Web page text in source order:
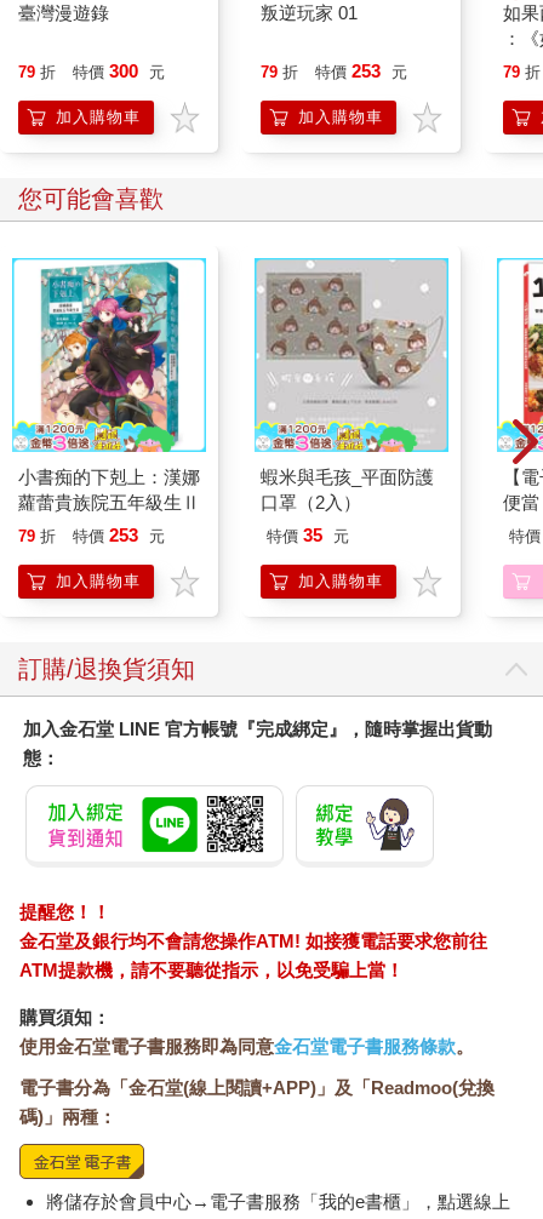
文：「我們不會菲律賓語Tagalog，你們不會南方的方言，我們就
只能用英文跟彼此溝通。」即便是他們和其他菲律賓人之間的相
處也亦然。
初來乍到時，你或許驚訝地發現很難用「某國人＝某國語＝某國
文化」這樣的邏輯來理解菲律賓社會。但仔細想想，這個超過一
億人的國度有一百多個本土語，英 語及西班牙語兩種殖民語，也
包括移民各自帶來的母語。甚至單單在馬尼拉，光通用語就有英
生活於這種異中求同的跨文化及多語言互動狀態。這不僅代表在
馬尼拉就別過於擔心自己跟別人不一樣，也表示生活於這座城市
就得要更敞開心胸來包容不同的人 群文化。
幾年前我在馬尼拉遇見一位比利時妹妹告訴我，馬尼拉是她見過
最黑暗、混亂且不堪的城市。發生在馬尼拉的當然不完全都是美
好的 事，即便這座城市我已經去過許多回，都還是難以預料每次
將會遇見些什麼。但也就是因為這樣，每次走訪馬尼拉總會讓你
多了些不一樣的觀察與感觸。這本《哈囉 哈囉馬尼拉》之所以特
別，在於它如實地呈現出Jimmeh這些年來逐漸認識馬尼拉的過程
——不是要你讀完這本書就能夠全盤掌握這城市的一切，而是要
最早看漫畫的記憶是幼 稚園時，在阿嬤家隔壁的小兒科診所有
的零用錢大部份都是存下來買30元的盜版日漫，因為沒有所 謂分
級制度所以特別精彩! 小四搬家時所有的漫畫曾被父母裝進垃圾袋
裡拿去丟掉，但是沒關係我再接再勵再存再買。國高中時男生
班，漫畫在play one制度裡的地位絕對不輸A片。總之我年輕時的
志向就是要當漫畫家，不過卻從~來~沒~有~實際畫過任何一篇故
事，真是個浮誇的孩子。
二十末三十初頭時，我在米國讀到Robert Crumb和Joe Sacco的
漫畫，突然通靈能夠聽見漫畫裡蹼通蹼通的心跳聲，蹼通蹼通的
聲音愈來愈響我就起乩了：32歲，拿到(和漫畫完全不相干的)博
士學位的那年，我開始畫起自己的漫畫 。
33歲那年慢工的社長珮珊在網路上找到了我，她是看上哪一點我
至今也不是很清楚，總之我和她花了5年的時間把這本書完成了。
短話長說的話〈哈囉哈囉馬尼拉〉就是這樣來的，內容是我在馬
尼拉當了一年大學叫獸時所見所聞的雜七雜八的東西。
你的支持將是我的保力達B，給我明日的氣力，總有一天我也要作
出有心跳聲的漫畫，蹼通蹼通吵翻天帶你上天堂。
臺灣漫遊錄
79 折 特價 300 元
加入購物車
叛逆玩家 01
79 折 特價 253 元
加入購物車
如
：
喵
79 折
您可能會喜歡
小書痴的下剋上：漢娜
蘿蕾貴族院五年級生Ⅱ
79 折 特價 253 元
加入購物車
蝦米與毛孩_平面防護
口罩（2入）
特價 35 元
加入購物車
【
便當
特價
訂購/退換貨須知
加入金石堂 LINE 官方帳號『完成綁定』，隨時掌握出貨動
態：
提醒您！！
金石堂及銀行均不會請您操作ATM! 如接獲電話要求您前往
ATM提款機，請不要聽從指示，以免受騙上當！
購買須知：
使用金石堂電子書服務即為同意金石堂電子書服務條款。
電子書分為「金石堂(線上閱讀+APP)」及「Readmoo(兌換
碼)」兩種：
將儲存於會員中心→電子書服務「我的e書櫃」，點選線上